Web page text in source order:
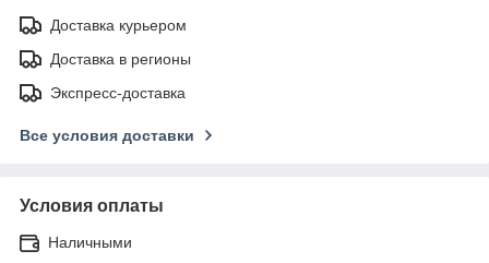
Доставка курьером
Доставка в регионы
Экспресс-доставка
Все условия доставки
Условия оплаты
Наличными